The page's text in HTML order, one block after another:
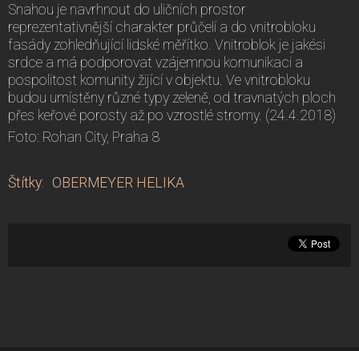
Snahou je navrhnout do uličních prostor
reprezentativnější charakter průčelí a do vnitrobloku
fasády zohledňující lidské měřítko. Vnitroblok je jakési
srdce a má podporovat vzájemnou komunikaci a
pospolitost komunity žijící v objektu. Ve vnitrobloku
budou umístěny různé typy zeleně, od travnatých ploch
přes keřové porosty až po vzrostlé stromy. (24.4.2018)
Foto: Rohan City, Praha 8
Štítky: OBERMEYER HELIKA